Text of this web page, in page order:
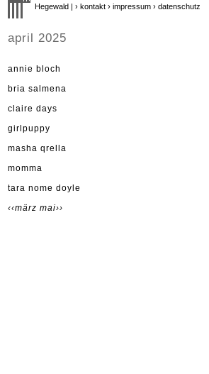
Hegewald |› kontakt › impressum › datenschutz
april 2025
annie bloch
bria salmena
claire days
girlpuppy
masha qrella
momma
tara nome doyle
‹‹märz mai››